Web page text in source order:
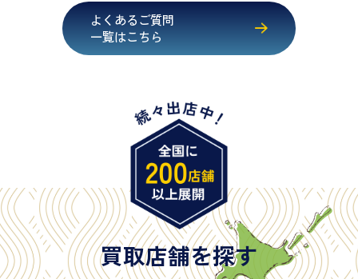
・健康保険証確認書
・マイナンバーカード
・在留カード
・旧パスポート
※原則として「公的機関が発行し、氏名、住所、生
年月日が記載されているもの
※日本国政府発行のもの
※2020年2月4日以降に申請された新型パスポートに
は「所持人記入欄（住所記載欄）」が存在しないた
め、単体では古物営業法上の本人確認書類として認
よくあるご質問
一覧はこちら
買取店舗を探す